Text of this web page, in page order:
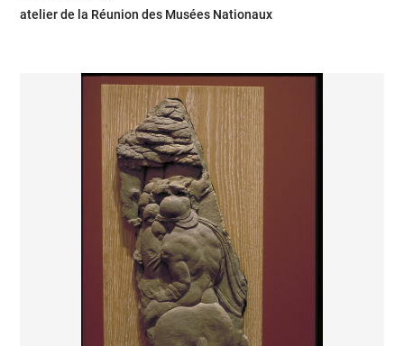
atelier de la Réunion des Musées Nationaux